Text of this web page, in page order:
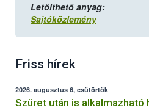
Letölthető anyag:
Sajtóközlemény
Friss hírek
2026. augusztus 6, csütörtök
Szüret után is alkalmazható